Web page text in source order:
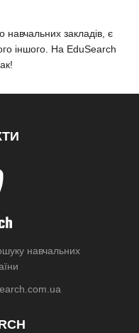
навчальних закладів, є
іншого. На EduSearch
навчальних